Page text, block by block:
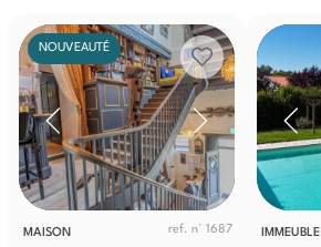
NOUVEAUTÉ
MAISON ref. n° 1687 IMMEUBLE